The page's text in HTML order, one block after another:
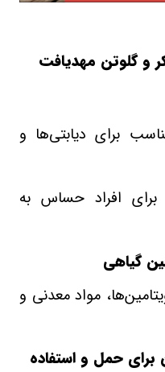
و گلوتن مهدیافت
برای دیابتی‌ها و
برای افراد حساس به
گیاهی
مواد معدنی و
حمل و استفاده